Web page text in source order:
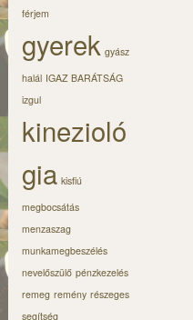
férjem
gyerek gyász
halál IGAZ BARÁTSÁG
izgul
kinezioló
gia kisfiú
megbocsátás
menzaszag
munkamegbeszélés
nevelőszülő pénzkezelés
remeg remény részeges
segítség